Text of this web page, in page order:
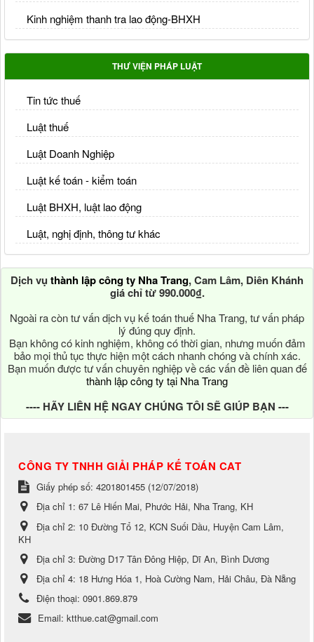
Kinh nghiệm thanh tra lao động-BHXH
THƯ VIỆN PHÁP LUẬT
Tin tức thuế
Luật thuế
Luật Doanh Nghiệp
Luật kế toán - kiểm toán
Luật BHXH, luật lao động
Luật, nghị định, thông tư khác
Dịch vụ thành lập công ty Nha Trang, Cam Lâm, Diên Khánh
giá chỉ từ 990.000₫.
Ngoài ra còn tư vấn dịch vụ kế toán thuế Nha Trang, tư vấn pháp
lý đúng quy định.
Bạn không có kinh nghiệm, không có thời gian, nhưng muốn đảm
bảo mọi thủ tục thực hiện một cách nhanh chóng và chính xác.
Bạn muốn được tư vấn chuyên nghiệp về các vấn đề liên quan đế
thành lập công ty tại Nha Trang
---- HÃY LIÊN HỆ NGAY CHÚNG TÔI SẼ GIÚP BẠN ---
CÔNG TY TNHH GIẢI PHÁP KẾ TOÁN CAT
Giấy phép số: 4201801455 (12/07/2018)
Địa chỉ 1: 67 Lê Hiến Mai, Phước Hải, Nha Trang, KH
Địa chỉ 2: 10 Đường Tổ 12, KCN Suối Dầu, Huyện Cam Lâm,
KH
Địa chỉ 3: Đường D17 Tân Đông Hiệp, Dĩ An, Bình Dương
Địa chỉ 4: 18 Hưng Hóa 1, Hoà Cường Nam, Hải Châu, Đà Nẵng
Điện thoại: 0901.869.879
Email: ktthue.cat@gmail.com